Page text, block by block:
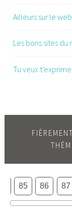
Ailleurs sur le web
Les bons sites du
Tu veux
85 86 87